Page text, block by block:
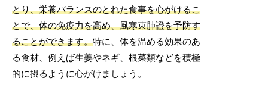
とり、栄養バランスのとれた食事を心がけるこ
とで、体の免疫力を高め、風寒束肺證を予防す
ることができます。特に、体を温める効果のあ
る食材、例えば生姜やネギ、根菜類などを積極
的に摂るように心がけましょう。